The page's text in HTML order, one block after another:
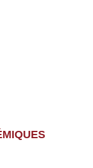
MIQUES